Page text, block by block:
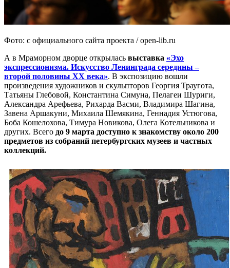
Фото: с официального сайта проекта / open-lib.ru
А в Мраморном дворце открылась выставка «Эхо
экспрессионизма. Искусство Ленинграда середины –
второй половины ХХ века». В экспозицию вошли
произведения художников и скульпторов Георгия Траугота,
Татьяны Глебовой, Константина Симуна, Пелагеи Шуриги,
Александра Арефьева, Рихарда Васми, Владимира Шагина,
Завена Аршакуни, Михаила Шемякина, Геннадия Устюгова,
Боба Кошелохова, Тимура Новикова, Олега Котельникова и
других. Всего до 9 марта доступно к знакомству около 200
предметов из собраний петербургских музеев и частных
коллекций.